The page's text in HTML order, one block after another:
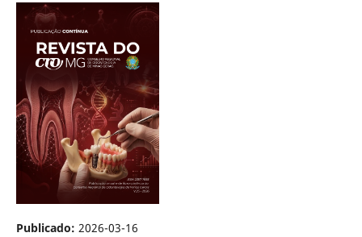
Publicado: 2026-03-16